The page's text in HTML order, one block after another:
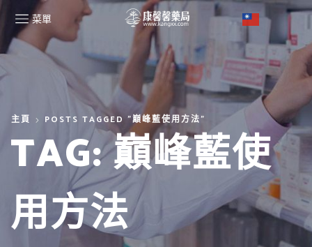
菜單
主頁 POSTS TAGGED "巔峰藍使用方法"
TAG: 巔峰藍使
用方法